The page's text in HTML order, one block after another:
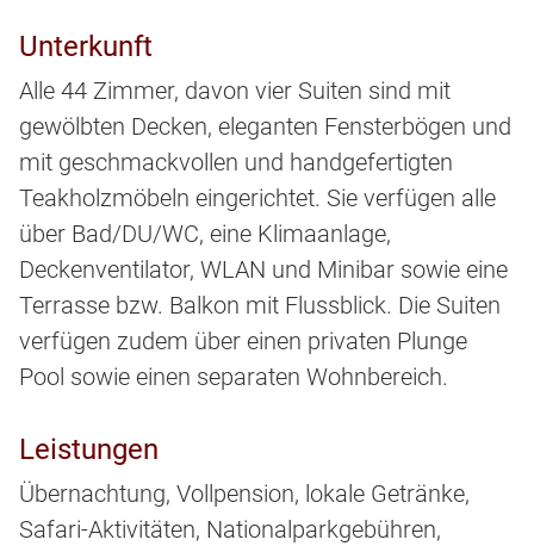
Unterkunft
Alle 44 Zimmer, davon vier Suiten sind mit
gewölbten Decken, eleganten Fensterbögen und
mit geschmackvollen und handgefertigten
Teakholzmöbeln eingerichtet. Sie verfügen alle
über Bad/DU/WC, eine Klimaanlage,
Deckenventilator, WLAN und Minibar sowie eine
Terrasse bzw. Balkon mit Flussblick. Die Suiten
verfügen zudem über einen privaten Plunge
Pool sowie einen separaten Wohnbereich.
Leistungen
Übernachtung, Vollpension, lokale Getränke,
Safari-Aktivitäten, Nationalparkgebühren,